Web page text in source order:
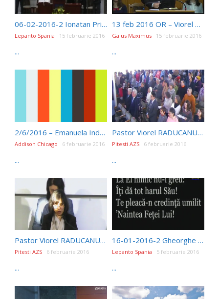
06-02-2016-2 Ionatan Pripea
Lepanto Spania 15 februarie 2016
...
13 feb 2016 OR – Viorel Raducan iCer
Gaius Maximus 15 februarie 2016
...
2/6/2016 – Emanuela Indreiu – Perspectiva Vietii
Addison Chicago 6 februarie 2016
...
Pastor Viorel RADUCANU – La Cuvantul Tau 720P
Pitesti AZS 6 februarie 2016
...
Pastor Viorel RADUCANU – Devotional 720P P
Pitesti AZS 6 februarie 2016
...
16-01-2016-2 Gheorghe Tomescu
Lepanto Spania 5 februarie 2016
...